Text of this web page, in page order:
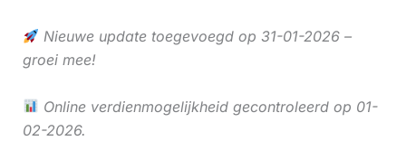
Nieuwe update toegevoegd op 31-01-2026 –
groei mee!
Online verdienmogelijkheid gecontroleerd op 01-
02-2026.